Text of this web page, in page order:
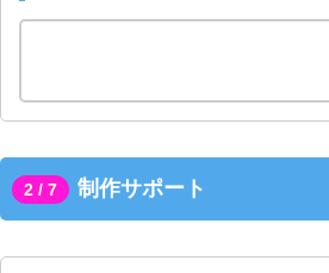
2 / 7 制作サポート